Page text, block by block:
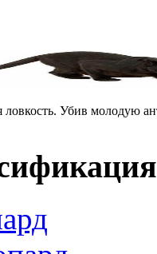
ловкость. Убив молодую